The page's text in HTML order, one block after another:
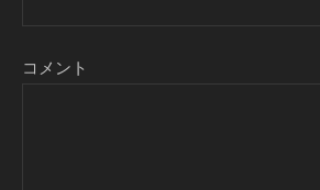
コメント